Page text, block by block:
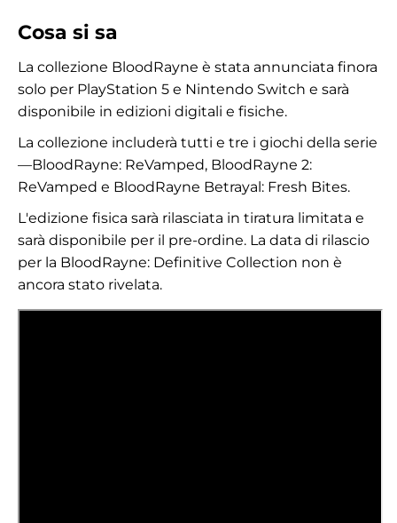
Cosa si sa
La collezione BloodRayne è stata annunciata finora
solo per PlayStation 5 e Nintendo Switch e sarà
disponibile in edizioni digitali e fisiche.
La collezione includerà tutti e tre i giochi della serie
—BloodRayne: ReVamped, BloodRayne 2:
ReVamped e BloodRayne Betrayal: Fresh Bites.
L'edizione fisica sarà rilasciata in tiratura limitata e
sarà disponibile per il pre-ordine. La data di rilascio
per la BloodRayne: Definitive Collection non è
ancora stato rivelata.